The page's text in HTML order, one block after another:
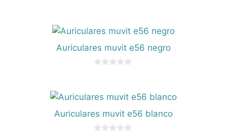
5
Auriculares muvit e56 negro
5
Auriculares muvit e56 blanco